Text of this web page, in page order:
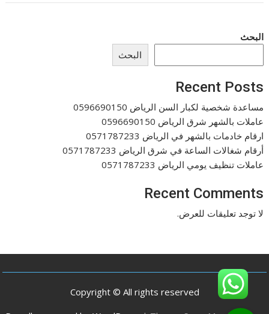
البحث
البحث
Recent Posts
مساعدة شخصية لكبار السن الرياض 0596690150
عاملات بالشهر شرق الرياض 0596690150
ارقام خادمات بالشهر في الرياض 0571787233
أرقام شغالات الساعة في شرق الرياض 0571787233
عاملات تنظيف يومي الرياض 0571787233
Recent Comments
لا توجد تعليقات للعرض.
Copyright © All rights reserved